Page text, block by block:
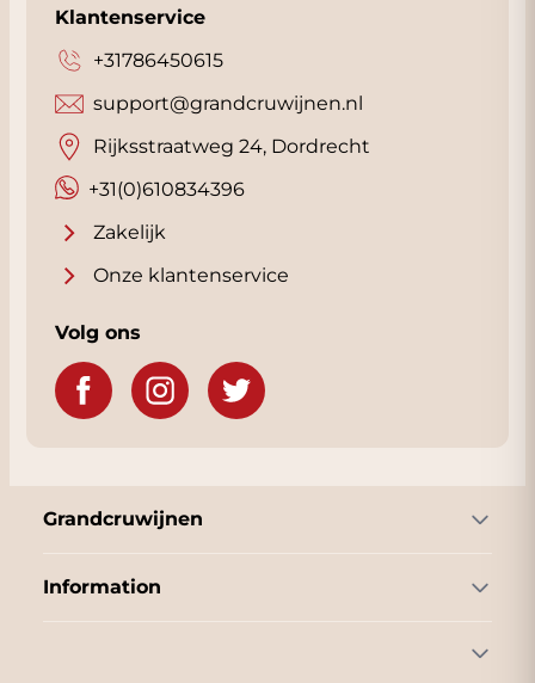
Klantenservice
+31786450615
+31(0)610834396
support@grandcruwijnen.nl
Rijksstraatweg 24, Dordrecht
Zakelijk
Onze klantenservice
Volg ons
Grandcruwijnen
Information